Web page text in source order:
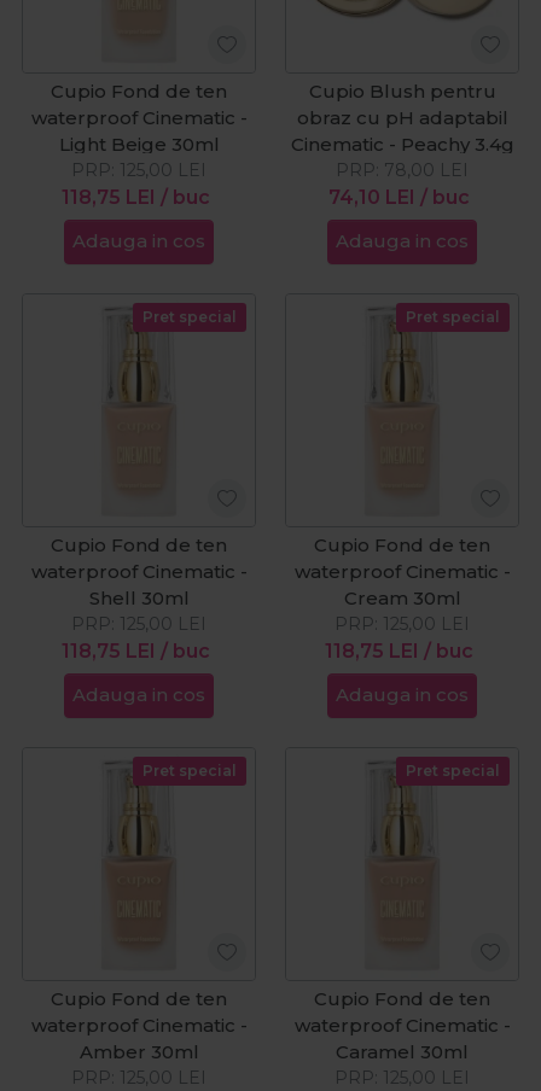
Cupio Fond de ten
waterproof Cinematic -
Light Beige 30ml
118,75 LEI / buc
PRP: 125,00 LEI
Adauga in cos
Cupio Blush pentru
obraz cu pH adaptabil
Cinematic - Peachy 3.4g
74,10 LEI / buc
PRP: 78,00 LEI
Adauga in cos
Pret special
Cupio Fond de ten
waterproof Cinematic -
Shell 30ml
118,75 LEI / buc
PRP: 125,00 LEI
Adauga in cos
Pret special
Cupio Fond de ten
waterproof Cinematic -
Cream 30ml
118,75 LEI / buc
PRP: 125,00 LEI
Adauga in cos
Pret special
Cupio Fond de ten
waterproof Cinematic -
Amber 30ml
PRP: 125,00 LEI
Pret special
Cupio Fond de ten
waterproof Cinematic -
Caramel 30ml
PRP: 125,00 LEI